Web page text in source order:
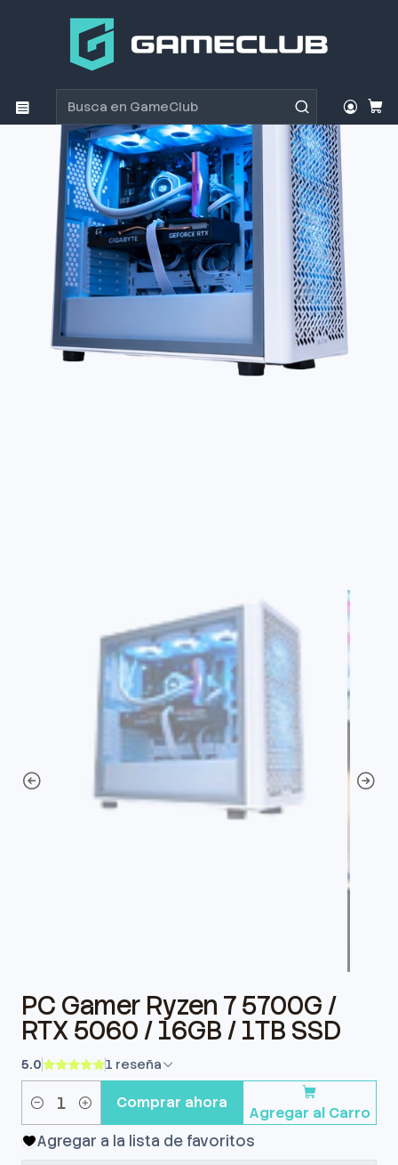
Productos
PC Gamer Ryzen 7 5700G / RTX 5060 / 16GB / 1TB SSD
PC Gamer Ryzen 7 5700G /
RTX 5060 / 16GB / 1TB SSD
5.0 1 reseña
Cantidad Agregar al Carro
Comprar ahora
Agregar a la lista de favoritos